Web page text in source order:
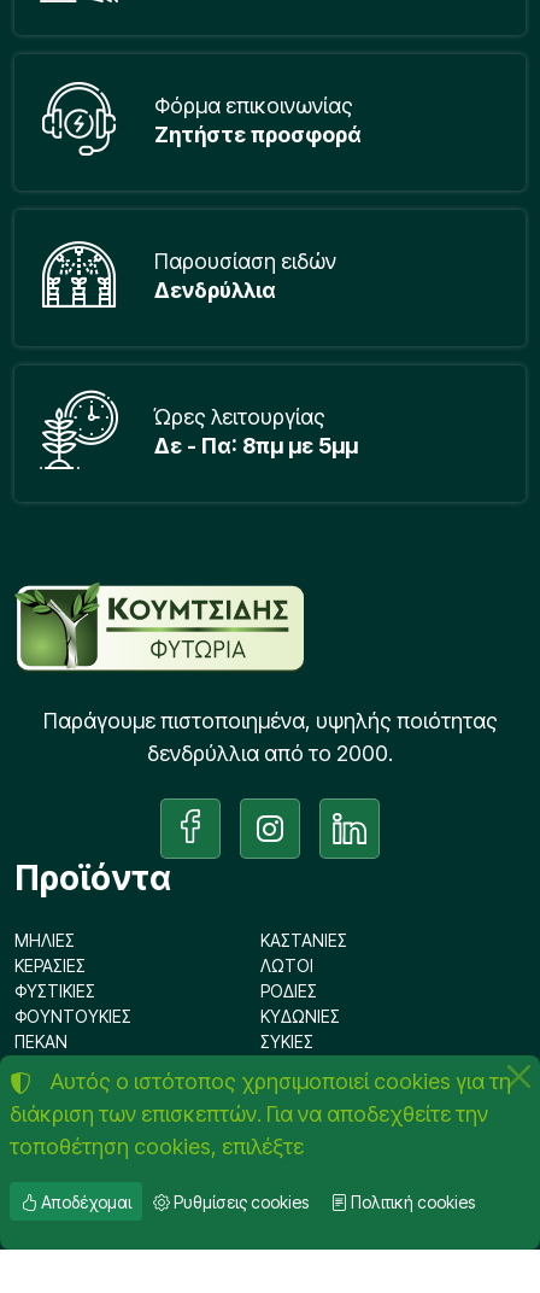
Φόρμα επικοινωνίας
Ζητήστε προσφορά
Παρουσίαση ειδών
Δενδρύλλια
Ώρες λειτουργίας
Δε - Πα: 8πμ με 5μμ
Παράγουμε πιστοποιημένα, υψηλής ποιότητας
δενδρύλλια από το 2000.
Προϊόντα
ΜΗΛΙΕΣ
ΚΑΣΤΑΝΙΕΣ
ΚΕΡΑΣΙΕΣ
ΛΩΤΟΙ
ΦΥΣΤΙΚΙΕΣ
ΡΟΔΙΕΣ
ΦΟΥΝΤΟΥΚΙΕΣ
ΚΥΔΩΝΙΕΣ
ΠΕΚΑΝ
ΣΥΚΙΕΣ
ΒΥΣΣΙΝΙΕΣ
ΡΟΔΑΚΙΝΙΕΣ
ΝΕΚΤΑΡΙΝΙΕΣ
ΑΚΤΙΝΙΔΙΕΣ
ΕΛΙΕΣ
ΔΑΜΑΣΚΗΝΙΕΣ
ΑΜΥΓΔΑΛΙΕΣ
ΚΑΡΥΔΙΕΣ
Αυτός ο ιστότοπος χρησιμοποιεί cookies για τη
διάκριση των επισκεπτών. Για να αποδεχθείτε την
τοποθέτηση cookies, επιλέξτε
Αποδέχομαι Ρυθμίσεις cookies Πολιτική cookies